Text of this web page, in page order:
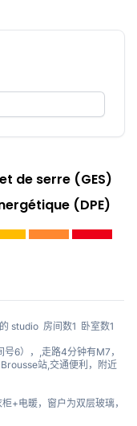
de serre (GES)
(DPE)
studio 房间数1 卧室数1
6），,走路4分钟有M7，
站,交通便利，附近
+电暖，窗户为双层玻璃，